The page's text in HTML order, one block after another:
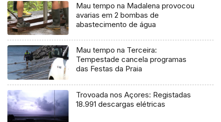
Mau tempo na Madalena provocou
avarias em 2 bombas de
abastecimento de água
Mau tempo na Terceira:
Tempestade cancela programas
das Festas da Praia
Trovoada nos Açores: Registadas
18.991 descargas elétricas